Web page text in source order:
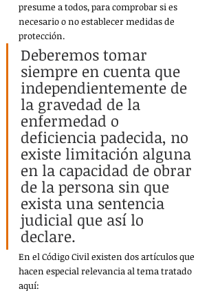
presume a todos, para comprobar si es
necesario o no establecer medidas de
protección.
Deberemos tomar
siempre en cuenta que
independientemente de
la gravedad de la
enfermedad o
deficiencia padecida, no
existe limitación alguna
en la capacidad de obrar
de la persona sin que
exista una sentencia
judicial que así lo
declare.
En el Código Civil existen dos artículos que
hacen especial relevancia al tema tratado
aquí: